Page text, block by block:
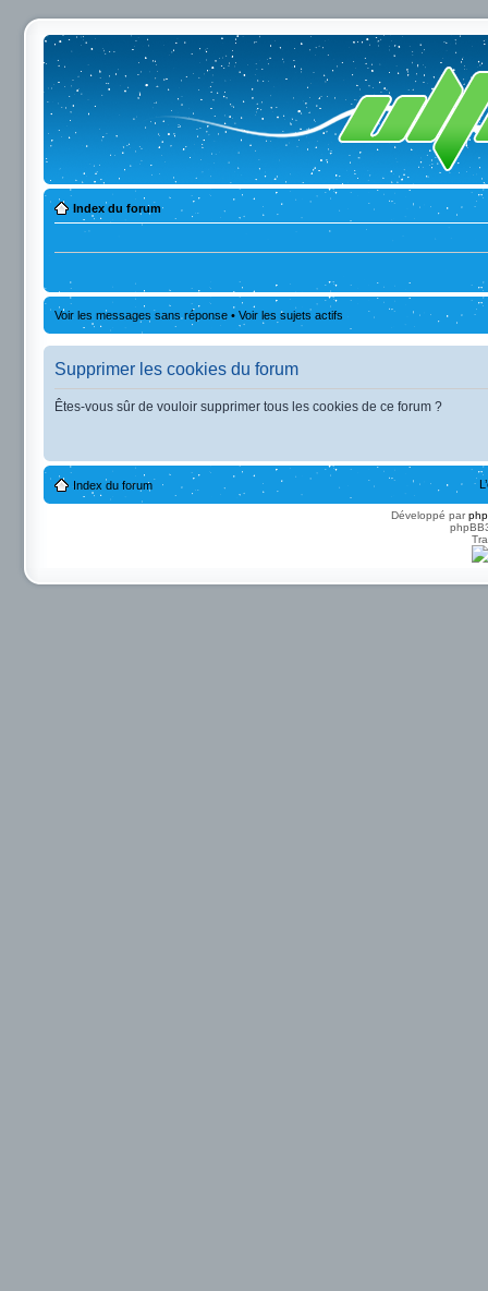
Index du forum
Voir les messages sans réponse • Voir les sujets actifs
Supprimer les cookies du forum
Êtes-vous sûr de vouloir supprimer tous les cookies de ce forum ?
Index du forum
Développé par